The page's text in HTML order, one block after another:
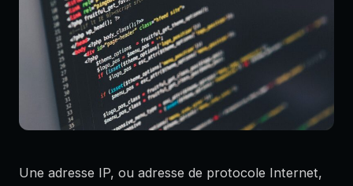
Une adresse IP, ou adresse de protocole Internet,